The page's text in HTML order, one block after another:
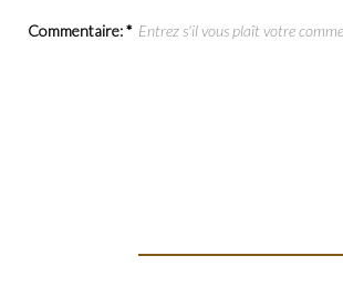
Commentaire:*